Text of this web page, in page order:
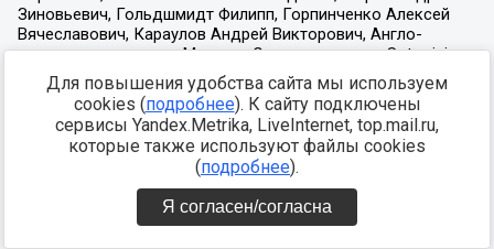
Для повышения удобства сайта мы используем
cookies (подробнее). К сайту подключены
сервисы Yandex.Metrika, LiveInternet, top.mail.ru,
которые также используют файлы cookies
(подробнее).
Я согласен/согласна